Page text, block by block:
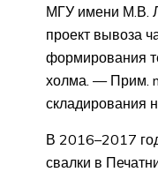
МГУ имени М.В.
проект вывоза
формирования
холма. — Прим.
складирования
В 2016–2017
свалки в